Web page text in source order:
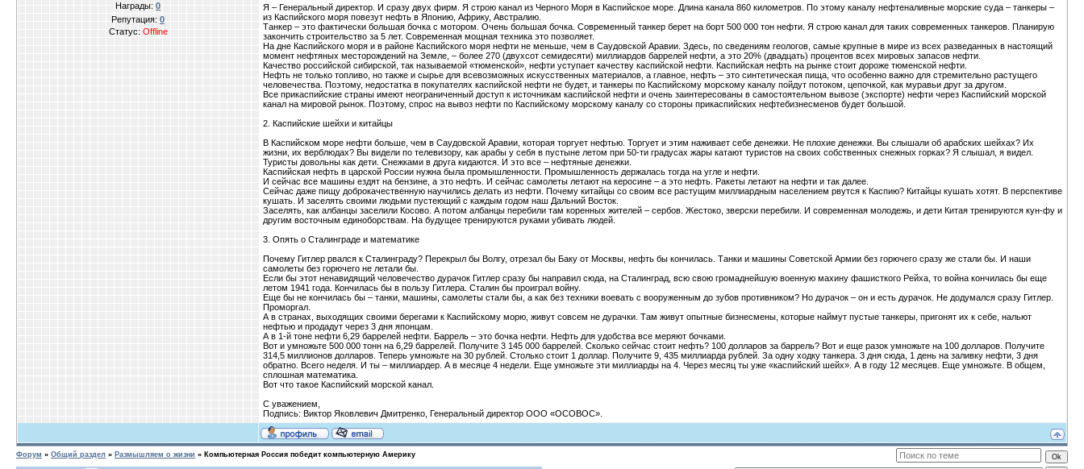
Награды: 0
Репутация: 0
Статус: Offline
Я – Генеральный директор. И сразу двух фирм. Я строю канал из Черного Моря в Каспийское море. Длина канала 860 километров. По этому каналу нефтеналивные морские суда – танкеры –
из Каспийского моря повезут нефть в Японию, Африку, Австралию.
Танкер – это фактически большая бочка с мотором. Очень большая бочка. Современный танкер берет на борт 500 000 тон нефти. Я строю канал для таких современных танкеров. Планирую
закончить строительство за 5 лет. Современная мощная техника это позволяет.
На дне Каспийского моря и в районе Каспийского моря нефти не меньше, чем в Саудовской Аравии. Здесь, по сведениям геологов, самые крупные в мире из всех разведанных в настоящий
момент нефтяных месторождений на Земле, – более 270 (двухсот семидесяти) миллиардов баррелей нефти, а это 20% (двадцать) процентов всех мировых запасов нефти.
Качество российской сибирской, так называемой «тюменской», нефти уступает качеству каспийской нефти. Каспийская нефть на рынке стоит дороже тюменской нефти.
Нефть не только топливо, но также и сырье для всевозможных искусственных материалов, а главное, нефть – это синтетическая пища, что особенно важно для стремительно растущего
человечества. Поэтому, недостатка в покупателях каспийской нефти не будет, и танкеры по Каспийскому морскому каналу пойдут потоком, цепочкой, как муравьи друг за другом.
Все прикаспийские страны имеют неограниченный доступ к источникам каспийской нефти и очень заинтересованы в самостоятельном вывозе (экспорте) нефти через Каспийский морской
канал на мировой рынок. Поэтому, спрос на вывоз нефти по Каспийскому морскому каналу со стороны прикаспийских нефтебизнесменов будет большой.
2. Каспийские шейхи и китайцы
В Каспийском море нефти больше, чем в Саудовской Аравии, которая торгует нефтью. Торгует и этим наживает себе денежки. Не плохие денежки. Вы слышали об арабских шейхах? Их
жизни, их верблюдах? Вы видели по телевизору, как арабы у себя в пустыне летом при 50-ти градусах жары катают туристов на своих собственных снежных горках? Я слышал, я видел.
Туристы довольны как дети. Снежками в друга кидаются. И это все – нефтяные денежки.
Каспийская нефть в царской России нужна была промышленности. Промышленность держалась тогда на угле и нефти.
И сейчас все машины ездят на бензине, а это нефть. И сейчас самолеты летают на керосине – а это нефть. Ракеты летают на нефти и так далее.
Сейчас даже пищу доброкачественную научились делать из нефти. Почему китайцы со своим все растущим миллиардным населением рвутся к Каспию? Китайцы кушать хотят. В перспективе
кушать. И заселять своими людьми пустеющий с каждым годом наш Дальний Восток.
Заселять, как албанцы заселили Косово. А потом албанцы перебили там коренных жителей – сербов. Жестоко, зверски перебили. И современная молодежь, и дети Китая тренируются кун-фу и
другим восточным единоборствам. На будущее тренируются руками убивать людей.
3. Опять о Сталинграде и математике
Почему Гитлер рвался к Сталинграду? Перекрыл бы Волгу, отрезал бы Баку от Москвы, нефть бы кончилась. Танки и машины Советской Армии без горючего сразу же стали бы. И наши
самолеты без горючего не летали бы.
Если бы этот ненавидящий человечество дурачок Гитлер сразу бы направил сюда, на Сталинград, всю свою громаднейшую военную махину фашисткого Рейха, то война кончилась бы еще
летом 1941 года. Кончилась бы в пользу Гитлера. Сталин бы проиграл войну.
Еще бы не кончилась бы – танки, машины, самолеты стали бы, а как без техники воевать с вооруженным до зубов противником? Но дурачок – он и есть дурачок. Не додумался сразу Гитлер.
Проморгал.
А в странах, выходящих своими берегами к Каспийскому морю, живут совсем не дурачки. Там живут опытные бизнесмены, которые наймут пустые танкеры, пригонят их к себе, нальют
нефтью и продадут через 3 дня японцам.
А в 1-й тоне нефти 6,29 баррелей нефти. Баррель – это бочка нефти. Нефть для удобства все меряют бочками.
Вот и умножьте 500 000 тонн на 6,29 баррелей. Получите 3 145 000 баррелей. Сколько сейчас стоит нефть? 100 долларов за баррель? Вот и еще разок умножьте на 100 долларов. Получите
314,5 миллионов долларов. Теперь умножьте на 30 рублей. Столько стоит 1 доллар. Получите 9, 435 миллиарда рублей. За одну ходку танкера. 3 дня сюда, 1 день на заливку нефти, 3 дня
обратно. Всего неделя. И ты – миллиардер. А в месяце 4 недели. Еще умножьте эти миллиарды на 4. Через месяц ты уже «каспийский шейх». А в году 12 месяцев. Еще умножьте. В общем,
сплошная математика.
Вот что такое Каспийский морской канал.
С уважением,
Подпись: Виктор Яковлевич Дмитренко, Генеральный директор ООО «ОСОВОС».
Форум » Общий раздел » Размышляем о жизни » Компьютерная Россия победит компьютерную Америку